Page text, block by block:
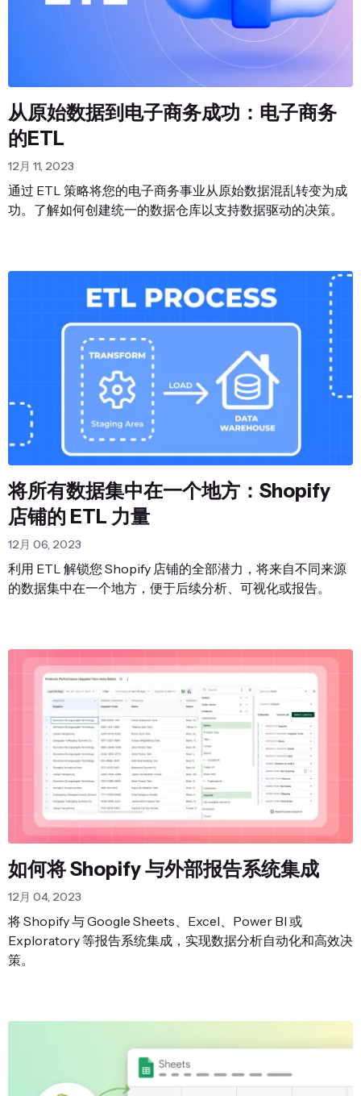
从原始数据到电子商务成功：电子商务
的ETL
12月 11, 2023
通过 ETL 策略将您的电子商务事业从原始数据混乱转变为成
功。了解如何创建统一的数据仓库以支持数据驱动的决策。
将所有数据集中在一个地方：Shopify
店铺的 ETL 力量
12月 06, 2023
利用 ETL 解锁您 Shopify 店铺的全部潜力，将来自不同来源
的数据集中在一个地方，便于后续分析、可视化或报告。
如何将 Shopify 与外部报告系统集成
12月 04, 2023
将 Shopify 与 Google Sheets、Excel、Power BI 或
Exploratory 等报告系统集成，实现数据分析自动化和高效决
策。